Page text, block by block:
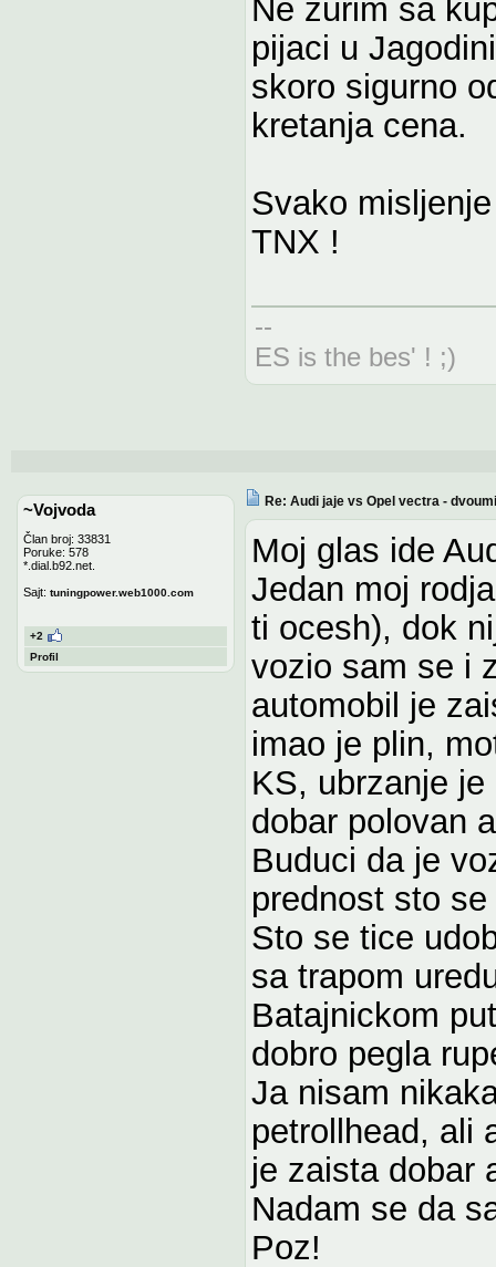
Ne zurim sa
pijaci u
skoro sigurno
kretanja cena.
Svako
TNX !
--
ES is the bes' ! ;)
~Vojvoda
Član broj: 33831
Poruke: 578
*.dial.b92.net.
Sajt: tuningpower.web1000.com
+2
Profil
Re: Audi jaje vs Opel vectra -
Moj glas ide
Jedan moj
ti ocesh), dok
vozio sam se i
automobil je
imao je plin,
KS, ubrzanje
dobar polovan
Buduci da je
prednost sto
Sto se tice
sa trapom
Batajnickom
dobro pegla
Ja nisam
petrollhead, ali
je zaista dobar
Nadam se da
Poz!